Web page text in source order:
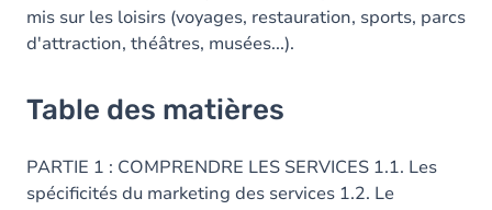
mis sur les loisirs (voyages, restauration, sports, parcs
d'attraction, théâtres, musées...).
Table des matières
PARTIE 1 : COMPRENDRE LES SERVICES 1.1. Les
spécificités du marketing des services 1.2. Le